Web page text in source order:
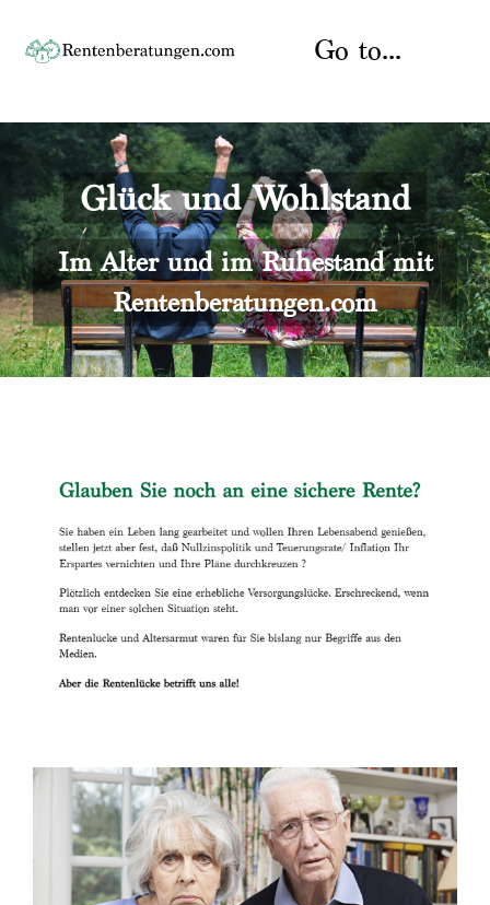
content
Go to...
Startseite
Rente
Rentenberater
Rentenversicherung
Versicherungsberatung
Über uns
Kontakt
Glück und Wohlstand
Im Alter und im Ruhestand mit
Rentenberatungen.com